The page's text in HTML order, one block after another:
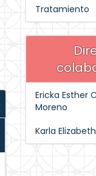
Tratamiento
Ericka Esther
Moreno
Karla